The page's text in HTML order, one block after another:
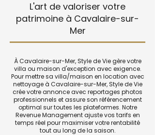
L'art de valoriser votre
patrimoine à Cavalaire-sur-
Mer
À Cavalaire-sur-Mer, Style de Vie gère votre
villa ou maison d'exception avec exigence.
Pour mettre sa villa/maison en location avec
nettoyage à Cavalaire-sur-Mer, Style de Vie
crée votre annonce avec reportages photos
professionnels et assure son référencement
optimal sur toutes les plateformes. Notre
Revenue Management ajuste vos tarifs en
temps réel pour maximiser votre rentabilité
tout au long de la saison.